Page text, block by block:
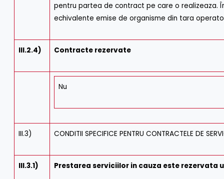
pentru partea de contract pe care o realizeaza.
echivalente emise de organisme din tara
III.2.4) Contracte rezervate
Nu
III.3) CONDITII SPECIFICE PENTRU CONTRACTELE DE
III.3.1) Prestarea serviciilor in cauza este rezervata